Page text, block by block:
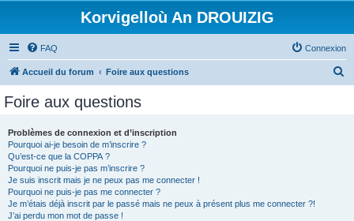
Korvigelloù An DROUIZIG
FAQ Connexion
Accueil du forum Foire aux questions
Foire aux questions
Problèmes de connexion et d’inscription
Pourquoi ai-je besoin de m’inscrire ?
Qu’est-ce que la COPPA ?
Pourquoi ne puis-je pas m’inscrire ?
Je suis inscrit mais je ne peux pas me connecter !
Pourquoi ne puis-je pas me connecter ?
Je m’étais déjà inscrit par le passé mais ne peux à présent plus me connecter ?!
J’ai perdu mon mot de passe !